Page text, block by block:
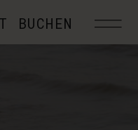
BUCHEN